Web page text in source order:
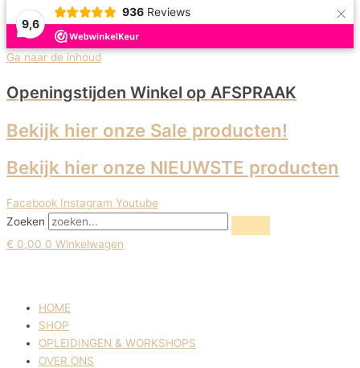
9,6
936 Reviews ×
Ga naar de inhoud
Openingstijden Winkel op AFSPRAAK
Bekijk hier onze Sale producten!
Bekijk hier onze NIEUWSTE producten
Facebook Instagram Youtube
Zoeken
€ 0,00 0 Winkelwagen
HOME
SHOP
OPLEIDINGEN & WORKSHOPS
OVER ONS